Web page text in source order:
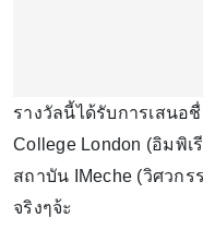
รางวัลนี้ได้รับการเสนอ
College London (อิมพิ
สถาบัน IMeche (วิศวก
จริงๆจ้ะ